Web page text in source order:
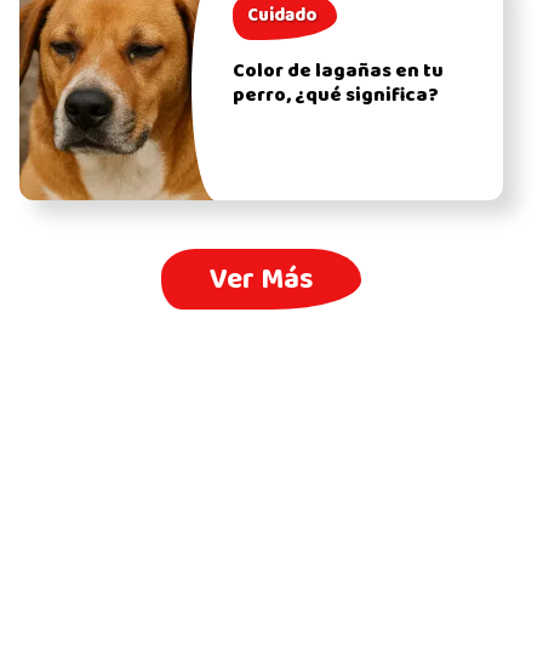
Cuidado
Color de lagañas en tu
perro, ¿qué significa?
Ver Más